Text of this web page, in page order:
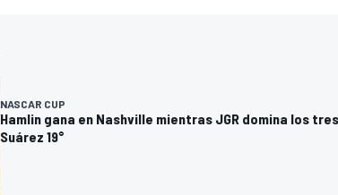
NASCAR CUP
Hamlin gana en Nashville mientras JGR domina los
Suárez 19°